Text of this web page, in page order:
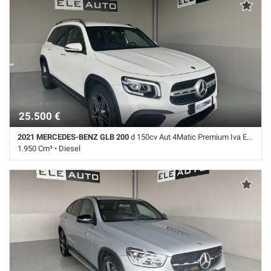
Airbag testa • Autoradio • Autoradio digitale • Bluetooth • Bracciolo •
Cambio Automatico • Cerchi in lega • Cerchi lega 18" • Chiusura
centralizzata • Climatizzatore automatico, 2 zone • Controllo
elettronico della corsia • Controllo trazione • Cruise Control • ESP • Fari
LED • Immobilizzatore elettronico • Interni in pelle • Leve al volante •
Luce d'ambiente • Pacchetto sportivo • Sensore di luce • Sensori di
parcheggio anteriori • Sensori di parcheggio posteriori • Servosterzo •
Navigatore satellitare • Specchietti laterali elettrici • Telecamera per
parcheggio assistito • Vetri oscurati
25.500 €
2021 MERCEDES-BENZ GLB 200 d 150cv Aut 4Matic Premium Iva Esposta
1.950 Cm³ • Diesel
149.000 Km • Cambio Automatico (8) • Bianco pastello • 5 Porte • ABS
• Airbag • Airbag laterali • Airbag Passeggero • Airbag testa •
Alzacristalli elettrici • Apertura Baule Elettrico • Autoradio • Autoradio
digitale • Bluetooth • Bracciolo • Cambio Automatico • CERCHI LEGA
19" • Chiusura centralizzata • Climatizzatore • Climatizzatore
automatico, 2 zone • Controllo elettronico della corsia • Controllo
trazione • Cronologia tagliandi • Cruise Control • ESP • Fari full-LED •
Fendinebbia • Frenata d'emergenza assistita • Immobilizzatore
elettronico • Interni in pelle • Leve al volante • Pacchetto sportivo •